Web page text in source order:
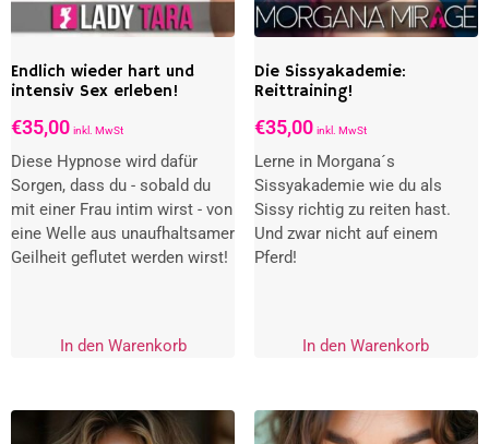
Endlich wieder hart und
intensiv Sex erleben!
€35,00 inkl. MwSt
Diese Hypnose wird dafür
Sorgen, dass du - sobald du
mit einer Frau intim wirst - von
eine Welle aus unaufhaltsamer
Geilheit geflutet werden wirst!
In den Warenkorb
Die Sissyakademie:
Reittraining!
€35,00 inkl. MwSt
Lerne in Morgana´s
Sissyakademie wie du als
Sissy richtig zu reiten hast.
Und zwar nicht auf einem
Pferd!
In den Warenkorb